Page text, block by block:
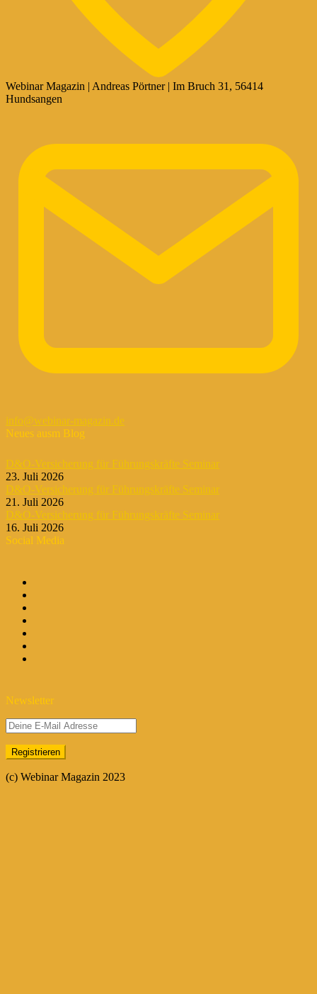
Webinar Magazin | Andreas Pörtner | Im Bruch 31, 56414
Hundsangen
info@webinar-magazin.de
Neues ausm Blog
D&O-Versicherung für Führungskräfte Seminar
23. Juli 2026
D&O-Versicherung für Führungskräfte Seminar
21. Juli 2026
D&O-Versicherung für Führungskräfte Seminar
16. Juli 2026
Social Media
Newsletter
(c) Webinar Magazin 2023